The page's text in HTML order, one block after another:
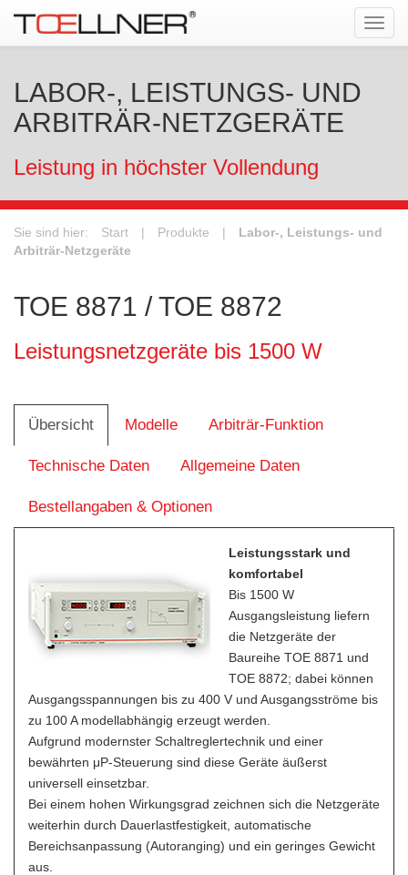
LABOR-, LEISTUNGS- UND
ARBITRÄR-NETZGERÄTE
Leistung in höchster Vollendung
Sie sind hier: Start | Produkte |
Labor-, Leistungs- und
Arbiträr-Netzgeräte
TOE 8871 / TOE 8872
Leistungsnetzgeräte bis 1500 W
Übersicht Modelle Arbiträr-Funktion
Technische Daten Allgemeine Daten
Bestellangaben & Optionen
Leistungsstark und
komfortabel
Bis 1500 W
Ausgangsleistung liefern
die Netzgeräte der
Baureihe TOE 8871 und
TOE 8872; dabei können
Ausgangsspannungen bis zu 400 V und Ausgangsströme bis
zu 100 A modellabhängig erzeugt werden.
Aufgrund modernster Schaltreglertechnik und einer
bewährten μP-Steuerung sind diese Geräte äußerst
universell einsetzbar.
Bei einem hohen Wirkungsgrad zeichnen sich die Netzgeräte
weiterhin durch Dauerlastfestigkeit, automatische
Bereichsanpassung (Autoranging) und ein geringes Gewicht
aus.